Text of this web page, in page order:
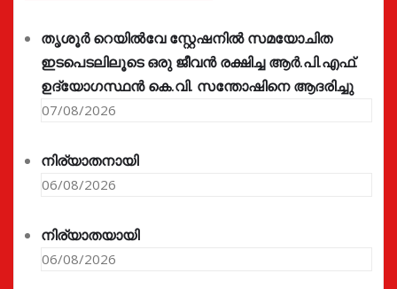
തൃശൂർ റെയിൽവേ സ്റ്റേഷനിൽ സമയോചിത
ഇടപെടലിലൂടെ ഒരു ജീവൻ രക്ഷിച്ച ആർ.പി.എഫ്.
ഉദ്യോഗസ്ഥൻ കെ.വി. സന്തോഷിനെ ആദരിച്ചു
07/08/2026
നിര്യാതനായി
06/08/2026
നിര്യാതയായി
06/08/2026